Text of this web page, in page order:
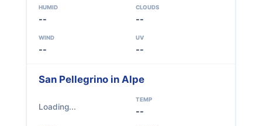
HUMID
--
CLOUDS
--
WIND
--
UV
--
San Pellegrino in Alpe
Loading...
TEMP
--